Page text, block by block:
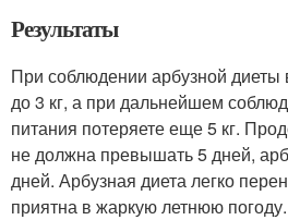
Результаты
При соблюдении арбузной диеты
до 3 кг, а при дальнейшем
питания потеряете еще 5 кг.
не должна превышать 5 дней,
дней. Арбузная диета легко
приятна в жаркую летнюю погоду.